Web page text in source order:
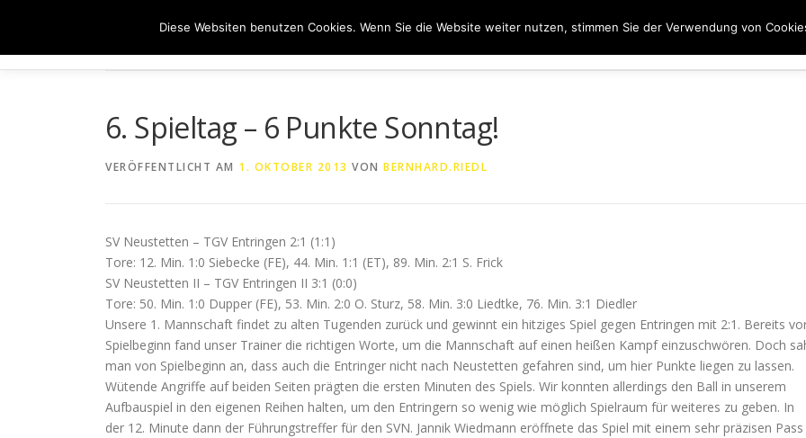
springen
HOME ÜBER UNS 50 JAHRE SVN KONTAKT NEWS
6. Spieltag – 6 Punkte Sonntag!
VERÖFFENTLICHT AM 1. OKTOBER 2013 VON BERNHARD.RIEDL
SV Neustetten – TGV Entringen 2:1 (1:1)
Tore: 12. Min. 1:0 Siebecke (FE), 44. Min. 1:1 (ET), 89. Min. 2:1 S. Frick
SV Neustetten II – TGV Entringen II 3:1 (0:0)
Tore: 50. Min. 1:0 Dupper (FE), 53. Min. 2:0 O. Sturz, 58. Min. 3:0 Liedtke, 76. Min. 3:1 Diedler
Unsere 1. Mannschaft findet zu alten Tugenden zurück und gewinnt ein hitziges Spiel gegen Entringen mit 2:1. Bereits
Spielbeginn fand unser Trainer die richtigen Worte, um die Mannschaft auf einen heißen Kampf einzuschwören. Doch
man von Spielbeginn an, dass auch die Entringer nicht nach Neustetten gefahren sind, um hier Punkte liegen zu lassen.
Wütende Angriffe auf beiden Seiten prägten die ersten Minuten des Spiels. Wir konnten allerdings den Ball in unserem
Aufbauspiel in den eigenen Reihen halten, um den Entringern so wenig wie möglich Spielraum für weiteres zu geben. In
der 12. Minute dann der Führungstreffer für den SVN. Jannik Wiedmann eröffnete das Spiel mit einem sehr präzisen Pass
Diese Websiten benutzen Cookies. Wenn Sie die Website weiter nutzen, stimmen Sie der Verwendung von